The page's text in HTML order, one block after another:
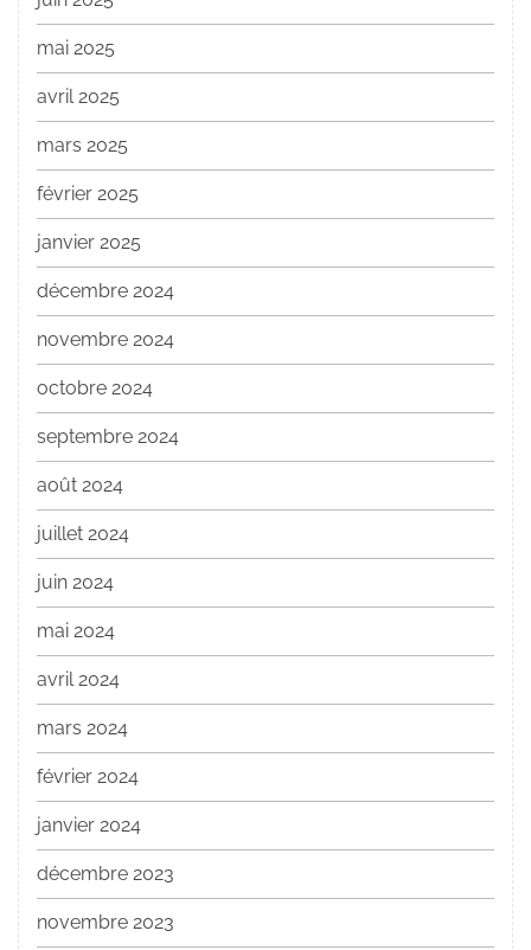
mai 2025
avril 2025
mars 2025
février 2025
janvier 2025
décembre 2024
novembre 2024
octobre 2024
septembre 2024
août 2024
juillet 2024
juin 2024
mai 2024
avril 2024
mars 2024
février 2024
janvier 2024
décembre 2023
novembre 2023